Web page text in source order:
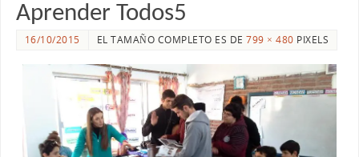
Aprender Todos5
16/10/2015 EL TAMAÑO COMPLETO ES DE799 × 480 PIXELS